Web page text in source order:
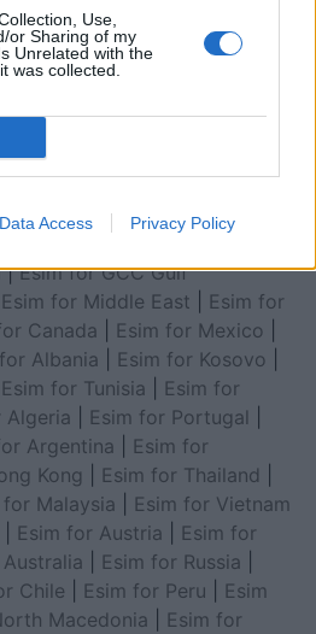
Use,
or Sharing of my
Unrelated with the
was collected.
Data Access Privacy Policy
Europe|Esim for Caribbean
Cup 2026
|Esim for Morocco|
|Esim for GCC Gulf
Esim for Middle East
Esim for
Canada Esim for Mexico
Albania Esim for Kosovo
Esim for Tunisia
Esim for
Algeria Esim for Portugal
Argentina
Esim for
Kong Esim for Thailand
for Malaysia
Esim for Vietnam
Esim for Austria
Esim for
Esim for Russia
Chile Esim for Peru
Esim
Macedonia
Esim for